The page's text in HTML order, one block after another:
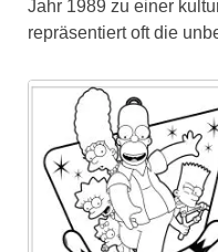
Jahr 1989 zu einer
repräsentiert oft die